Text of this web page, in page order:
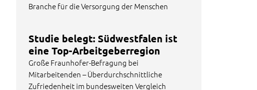
Branche für die Versorgung der Menschen
Studie belegt: Südwestfalen ist
eine Top-Arbeitgeberregion
Große Fraunhofer-Befragung bei
Mitarbeitenden – Überdurchschnittliche
Zufriedenheit im bundesweiten Vergleich